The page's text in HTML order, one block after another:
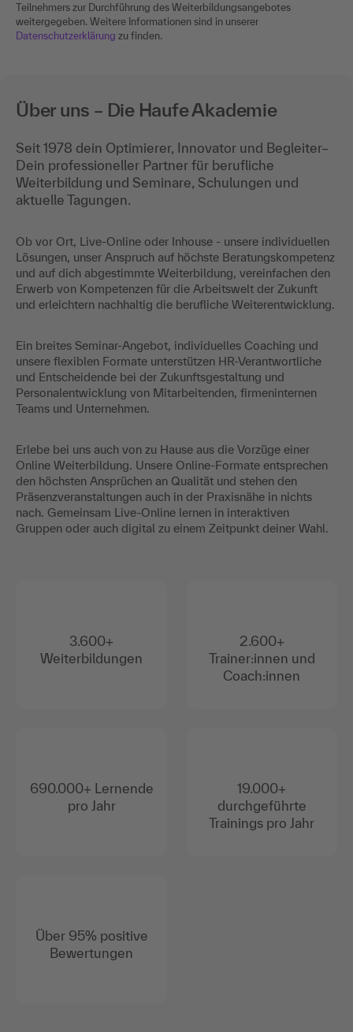
Teilnehmers zur Durchführung des Weiterbildungsangebotes
weitergegeben. Weitere Informationen sind in unserer
Datenschutzerklärung zu finden.
Über uns – Die Haufe Akademie
Seit 1978 dein Optimierer, Innovator und Begleiter–
Dein professioneller Partner für berufliche
Weiterbildung und Seminare, Schulungen und
aktuelle Tagungen.
Ob vor Ort, Live-Online oder Inhouse - unsere individuellen
Lösungen, unser Anspruch auf höchste Beratungskompetenz
und auf dich abgestimmte Weiterbildung, vereinfachen den
Erwerb von Kompetenzen für die Arbeitswelt der Zukunft
und erleichtern nachhaltig die berufliche Weiterentwicklung.
Ein breites Seminar-Angebot, individuelles Coaching und
unsere flexiblen Formate unterstützen HR-Verantwortliche
und Entscheidende bei der Zukunftsgestaltung und
Personalentwicklung von Mitarbeitenden, firmeninternen
Teams und Unternehmen.
Erlebe bei uns auch von zu Hause aus die Vorzüge einer
Online Weiterbildung. Unsere Online-Formate entsprechen
den höchsten Ansprüchen an Qualität und stehen den
Präsenzveranstaltungen auch in der Praxisnähe in nichts
nach. Gemeinsam Live-Online lernen in interaktiven
Gruppen oder auch digital zu einem Zeitpunkt deiner Wahl.
3.600+
Weiterbildungen
690.000+ Lernende
pro Jahr
Über 95% positive
Bewertungen
2.600+
Trainer:innen und
Coach:innen
19.000+
durchgeführte
Trainings pro Jahr